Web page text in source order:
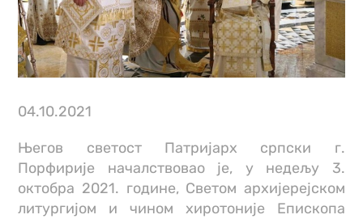
04.10.2021
Његов светост Патријарх српски г.
Порфирије началствовао је, у недељу 3.
октобра 2021. године, Светом архијерејском
литургијом и чином хиротоније Епископа